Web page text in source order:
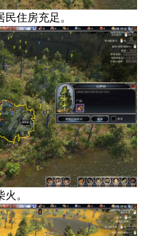
住房充足。
。